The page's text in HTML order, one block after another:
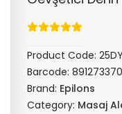
Product Code:
Barcode:
Brand: Epilons
Category: Masaj